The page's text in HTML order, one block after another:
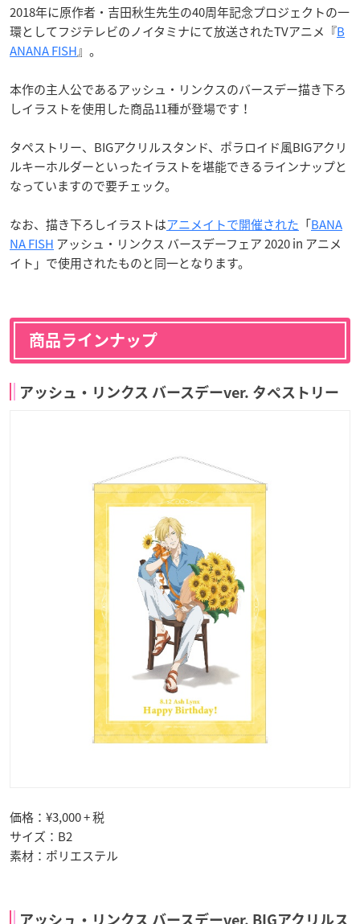
2018年に原作者・吉田秋生先生の40周年記念プロジェクトの一
環としてフジテレビのノイタミナにて放送されたTVアニメ『B
ANANA FISH』。
本作の主人公であるアッシュ・リンクスのバースデー描き下ろ
しイラストを使用した商品11種が登場です！
タペストリー、BIGアクリルスタンド、ポラロイド風BIGアクリ
ルキーホルダーといったイラストを堪能できるラインナップと
なっていますので要チェック。
なお、描き下ろしイラストはアニメイトで開催された 「BANA
NA FISH アッシュ・リンクス バースデーフェア 2020 in アニメ
イト」で使用されたものと同一となります。
商品ラインナップ
アッシュ・リンクス バースデーver. タペストリー
価格：¥3,000 + 税
サイズ：B2
素材：ポリエステル
アッシュ・リンクス バースデーver. BIGアクリルス